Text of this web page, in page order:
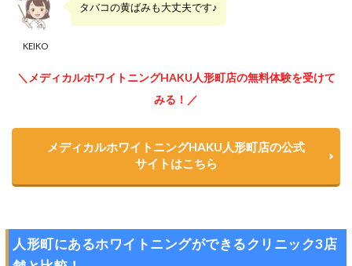
KEIKO
タバコの黄ばみも大丈夫です♪
＼メディカルホワイトニングHAKU人形町店の無料体験を受けて
みる！／
メディカルホワイトニングHAKU人形町店の公式
サイトはこちら
人形町にあるホワイトニングができるクリニック3店